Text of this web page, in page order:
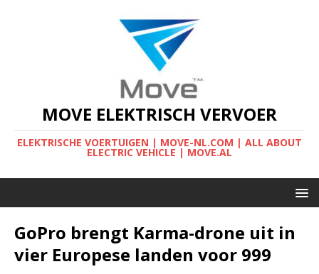
MOVE ELEKTRISCH VERVOER
ELEKTRISCHE VOERTUIGEN | MOVE-NL.COM | ALL ABOUT
ELECTRIC VEHICLE | MOVE.AL
GoPro brengt Karma-drone uit in
vier Europese landen voor 999